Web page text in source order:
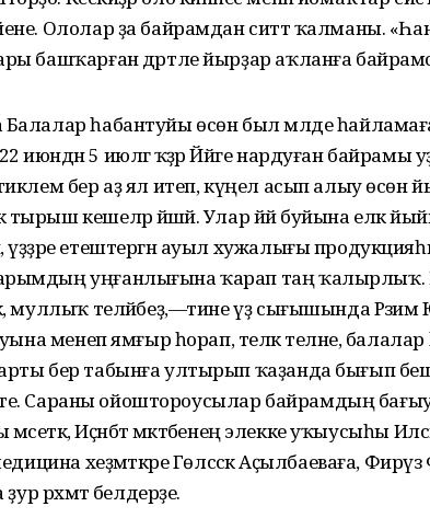
Ололар ҙа байрамдан ситтә ҡалманы.
башҡарған дәртле йырҙар аҡланға
һабантуйы өсөн был мәлде
5 июлгә ҡәҙәр Йәйге нардуған байрамы
бер аҙ ял итеп, күңел асып алыу өсөн
кешеләр йәшәй. Улар йәй буйына еләк
етештергән ауыл хужалығы
уңғанлығына ҡарап таң ҡалырлыҡ.
муллыҡ теләйбеҙ,—тине үҙ сығышында
менеп ямғыр һорап, теләк теләне,
бер табынға ултырып ҡаҙанда бығып
эсте. Сараны ойоштороусылар байрамдың
мәсеткә, Иҫәнбәт мәктәбенең элекке уҡыусыһы
хеҙмәткәре Гөлсәсәк Аҫылбаеваға,
ҙур рәхмәт белдерҙе.